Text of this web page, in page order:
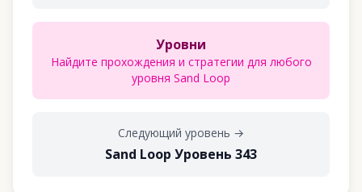
Уровни
Найдите прохождения и стратегии для любого
уровня Sand Loop
Следующий уровень →
Sand Loop Уровень 343